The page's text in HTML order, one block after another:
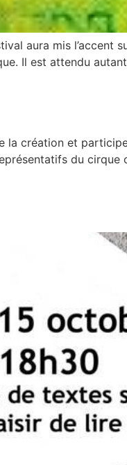
aura mis l’accent
Il est attendu
la création et
du